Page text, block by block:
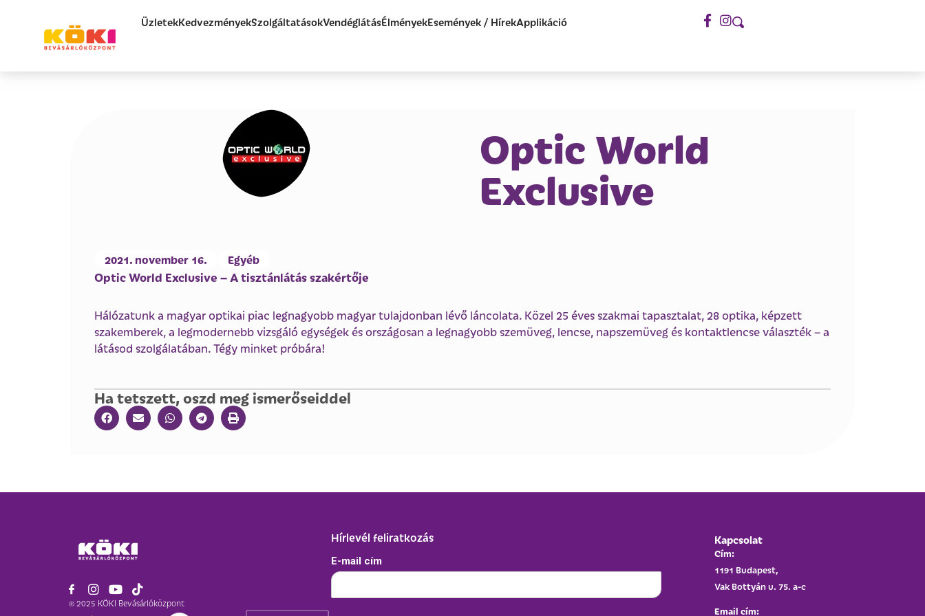
ÜzletekKedvezményekSzolgáltatásokVendéglátásÉlményekEsemények / HírekApplikáció
Optic World
Exclusive
2021. november 16. Egyéb
Optic World Exclusive – A tisztánlátás szakértője
Hálózatunk a magyar optikai piac legnagyobb magyar tulajdonban lévő láncolata. Közel 25 éves szakmai tapasztalat, 28 optika, képzett
szakemberek, a legmodernebb vizsgáló egységek és országosan a legnagyobb szemüveg, lencse, napszemüveg és kontaktlencse választék – a
látásod szolgálatában. Tégy minket próbára!
Ha tetszett, oszd meg ismerőseiddel
© 2025 KÖKI Bevásárlóközpont
Hírlevél feliratkozás
E-mail cím
Kapcsolat
Cím:
1191 Budapest,
Vak Bottyán u. 75. a-c
Email cím: